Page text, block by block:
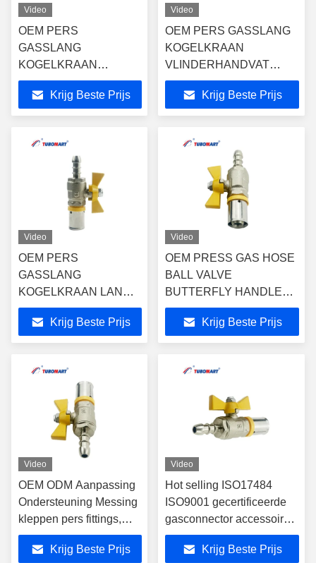
Video
OEM PERS
GASSLANG
KOGELKRAAN
VLINDERHANDVAT
S1216*8
SLANGAANSluiting
Gasgebruik
Krijg Beste Prijs
Video
OEM PERS GASSLANG
KOGELKRAAN
VLINDERHANDVAT
S1216*8
SLANGAANSluiting 8MM
en 10MM voor Gasgebruik
Krijg Beste Prijs
Video
OEM PERS
GASSLANG
KOGELKRAAN LANGE
HANDVAT Maat met
S16X10 voor PAP
Meerlagen Gasleiding
Krijg Beste Prijs
Video
OEM PRESS GAS HOSE
BALL VALVE
BUTTERFLY HANDLE
S1216*8 HOSE TAIL 8MM
en 10MM voor Pex Al Pex
meerlagig plastic gaspijp
Krijg Beste Prijs
Video
OEM ODM Aanpassing
Ondersteuning Messing
kleppen pers fittings,
meerlagige luchtslang
CW617N pers fittings
Krijg Beste Prijs
Video
Hot selling ISO17484
ISO9001 gecertificeerde
gasconnector accessoires
16-32mm Messing PEX
Press Accessories Gele
Krijg Beste Prijs